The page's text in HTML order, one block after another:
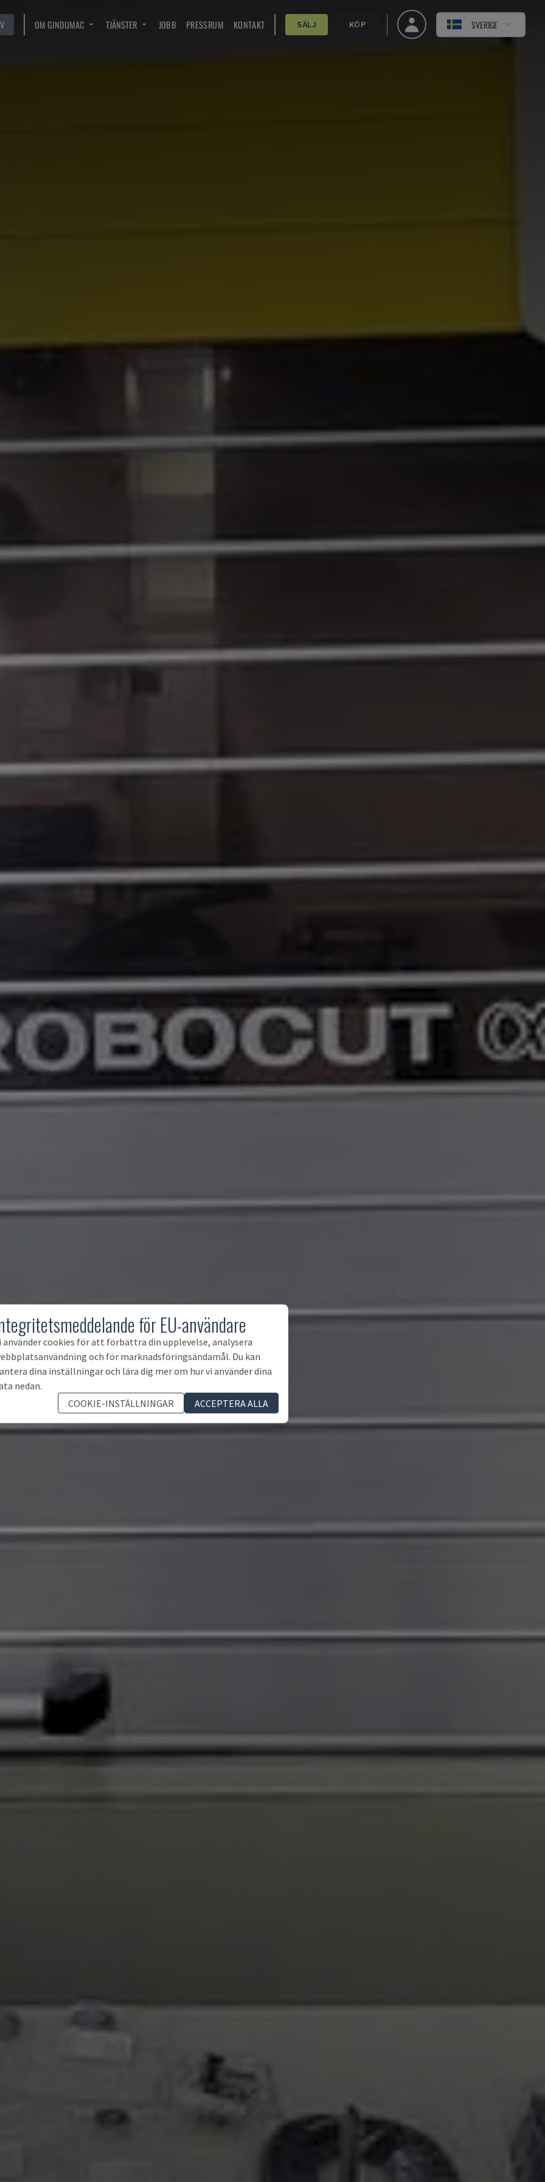
OM GINDUMAC TJÄNSTER JOBB PRESSRUM KONTAKT SÄLJ KÖP SVERIGE
för EU-användare
använder cookies för att förbättra din upplevelse, analysera
och för marknadsföringsändamål. Du kan
dina inställningar och lära dig mer om hur vi använder dina
nedan.
COOKIE-INSTÄLLNINGAR
ACCEPTERA ALLA